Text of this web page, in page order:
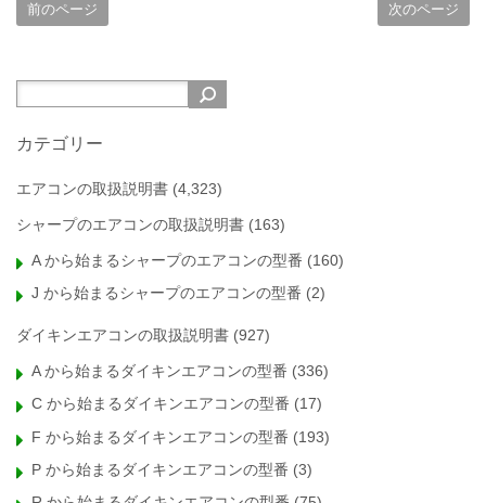
前のページ 次のページ
カテゴリー
エアコンの取扱説明書 (4,323)
シャープのエアコンの取扱説明書 (163)
A から始まるシャープのエアコンの型番 (160)
J から始まるシャープのエアコンの型番 (2)
ダイキンエアコンの取扱説明書 (927)
A から始まるダイキンエアコンの型番 (336)
C から始まるダイキンエアコンの型番 (17)
F から始まるダイキンエアコンの型番 (193)
P から始まるダイキンエアコンの型番 (3)